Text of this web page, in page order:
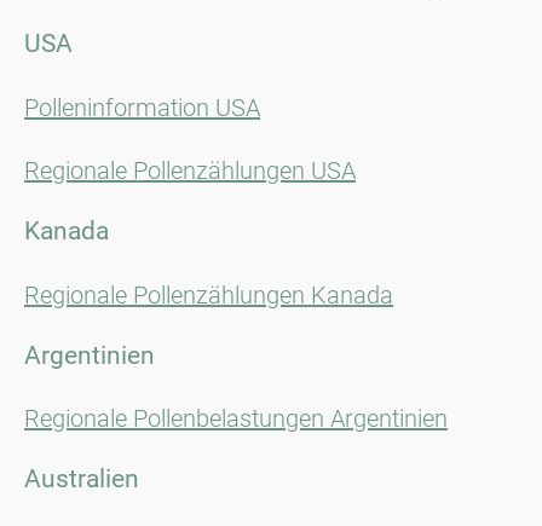
USA
Polleninformation USA
Regionale Pollenzählungen USA
Kanada
Regionale Pollenzählungen Kanada
Argentinien
Regionale Pollenbelastungen Argentinien
Australien